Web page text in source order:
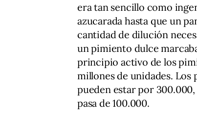
era tan sencillo como
azucarada hasta que un
cantidad de dilución
un pimiento dulce
principio activo de los
millones de unidades. Los
pueden estar por
pasa de 100.000.